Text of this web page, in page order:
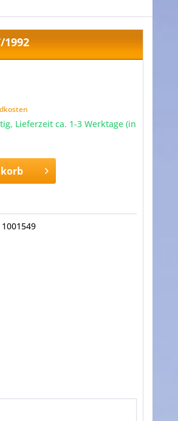
Lieferzeit ca. 1-3 Werktage (in
1001549